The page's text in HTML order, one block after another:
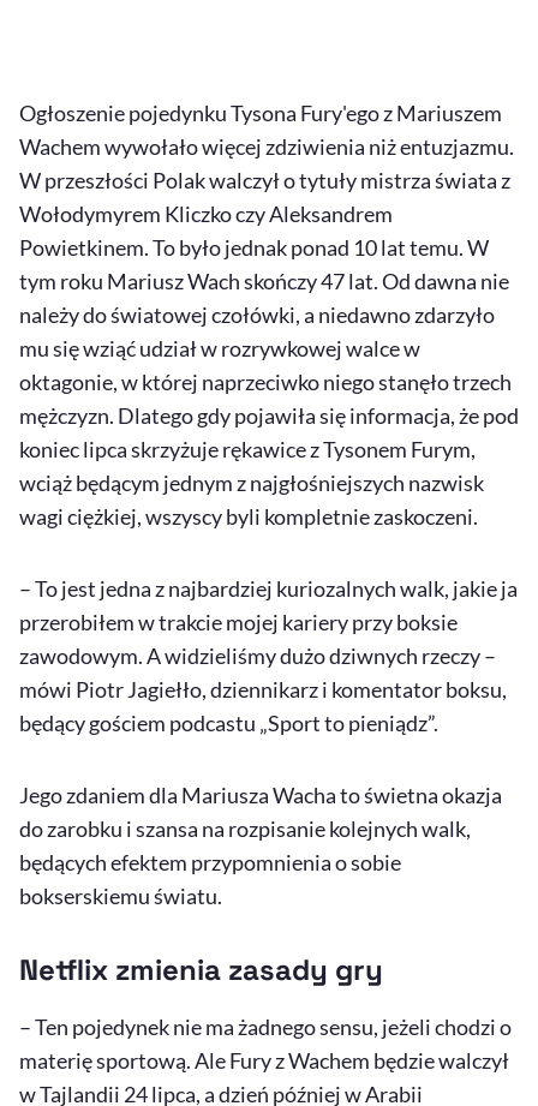
Ogłoszenie pojedynku Tysona Fury'ego z Mariuszem
Wachem wywołało więcej zdziwienia niż entuzjazmu.
W przeszłości Polak walczył o tytuły mistrza świata z
Wołodymyrem Kliczko czy Aleksandrem
Powietkinem. To było jednak ponad 10 lat temu. W
tym roku Mariusz Wach skończy 47 lat. Od dawna nie
należy do światowej czołówki, a niedawno zdarzyło
mu się wziąć udział w rozrywkowej walce w
oktagonie, w której naprzeciwko niego stanęło trzech
mężczyzn. Dlatego gdy pojawiła się informacja, że pod
koniec lipca skrzyżuje rękawice z Tysonem Furym,
wciąż będącym jednym z najgłośniejszych nazwisk
wagi ciężkiej, wszyscy byli kompletnie zaskoczeni.
– To jest jedna z najbardziej kuriozalnych walk, jakie ja
przerobiłem w trakcie mojej kariery przy boksie
zawodowym. A widzieliśmy dużo dziwnych rzeczy –
mówi Piotr Jagiełło, dziennikarz i komentator boksu,
będący gościem podcastu „Sport to pieniądz”.
Jego zdaniem dla Mariusza Wacha to świetna okazja
do zarobku i szansa na rozpisanie kolejnych walk,
będących efektem przypomnienia o sobie
bokserskiemu światu.
Netflix zmienia zasady gry
– Ten pojedynek nie ma żadnego sensu, jeżeli chodzi o
materię sportową. Ale Fury z Wachem będzie walczył
w Tajlandii 24 lipca, a dzień później w Arabii